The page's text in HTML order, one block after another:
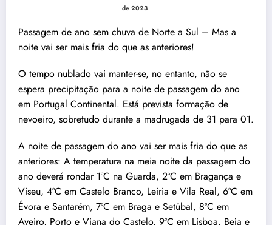
de 2023
Passagem de ano sem chuva de Norte a Sul – Mas a
noite vai ser mais fria do que as anteriores!
O tempo nublado vai manter-se, no entanto, não se
espera precipitação para a noite de passagem do ano
em Portugal Continental. Está prevista formação de
nevoeiro, sobretudo durante a madrugada de 31 para 01.
A noite de passagem do ano vai ser mais fria do que as
anteriores: A temperatura na meia noite da passagem do
ano deverá rondar 1ºC na Guarda, 2ºC em Bragança e
Viseu, 4ºC em Castelo Branco, Leiria e Vila Real, 6ºC em
Évora e Santarém, 7ºC em Braga e Setúbal, 8ºC em
Aveiro, Porto e Viana do Castelo, 9ºC em Lisboa, Beja e